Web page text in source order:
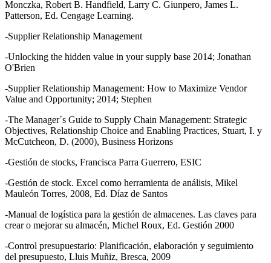
Monczka, Robert B. Handfield, Larry C. Giunpero, James L.
Patterson, Ed. Cengage Learning.
-Supplier Relationship Management
-Unlocking the hidden value in your supply base 2014; Jonathan
O'Brien
-Supplier Relationship Management: How to Maximize Vendor
Value and Opportunity; 2014; Stephen
-The Manager´s Guide to Supply Chain Management: Strategic
Objectives, Relationship Choice and Enabling Practices, Stuart, I. y
McCutcheon, D. (2000), Business Horizons
-Gestión de stocks, Francisca Parra Guerrero, ESIC
-Gestión de stock. Excel como herramienta de análisis, Mikel
Mauleón Torres, 2008, Ed. Díaz de Santos
-Manual de logística para la gestión de almacenes. Las claves para
crear o mejorar su almacén, Michel Roux, Ed. Gestión 2000
-Control presupuestario: Planificación, elaboración y seguimiento
del presupuesto, Lluis Muñiz, Bresca, 2009